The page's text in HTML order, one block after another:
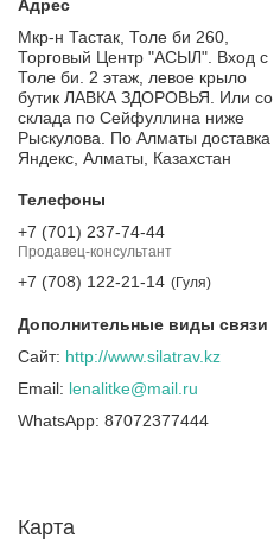
Мкр-н Тастак, Толе би 260,
Торговый Центр "АСЫЛ". Вход с
Толе би. 2 этаж, левое крыло
бутик ЛАВКА ЗДОРОВЬЯ. Или со
склада по Сейфуллина ниже
Рыскулова. По Алматы доставка
Яндекс, Алматы, Казахстан
+7 (701) 237-74-44
Продавец-консультант
+7 (708) 122-21-14 Гуля
http://www.silatrav.kz
lenalitke@mail.ru
87072377444
Карта